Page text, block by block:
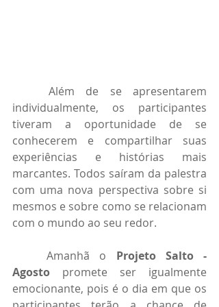
individualmente, os participantes
tiveram a oportunidade de se
conhecerem e compartilhar suas
experiências e histórias mais
marcantes. Todos saíram da palestra
com uma nova perspectiva sobre si
mesmos e sobre como se relacionam
com o mundo ao seu redor.
	Amanhã o
Projeto Salto -
Agosto promete ser igualmente
emocionante, pois é o dia em que os